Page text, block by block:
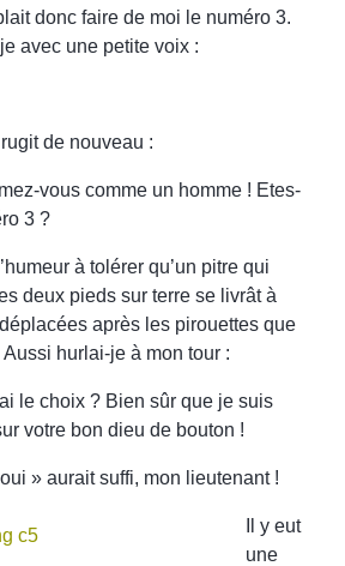
donc faire de moi le numéro 3.
avec une petite voix :
de nouveau :
vous comme un homme ! Etes-
3 ?
à tolérer qu’un pitre qui
deux pieds sur terre se livrât à
après les pirouettes que
Aussi hurlai-je à mon tour :
le choix ? Bien sûr que je suis
votre bon dieu de bouton !
» aurait suffi, mon lieutenant !
Il y eut
une